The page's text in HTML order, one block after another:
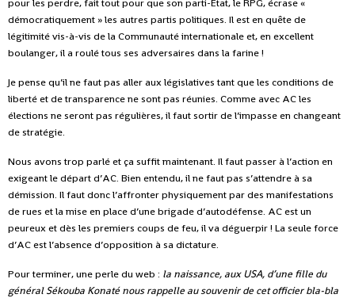
démocratiquement » les autres partis politiques. Il est en quête de
légitimité vis-à-vis de la Communauté internationale et, en excellent
boulanger, il a roulé tous ses adversaires dans la farine !
Je pense qu’il ne faut pas aller aux législatives tant que les conditions de
liberté et de transparence ne sont pas réunies. Comme avec AC les
élections ne seront pas régulières, il faut sortir de l’impasse en changeant
de stratégie.
Nous avons trop parlé et ça suffit maintenant. Il faut passer à l’action en
exigeant le départ d’AC. Bien entendu, il ne faut pas s’attendre à sa
démission. Il faut donc l’affronter physiquement par des manifestations
de rues et la mise en place d’une brigade d’autodéfense. AC est un
peureux et dès les premiers coups de feu, il va déguerpir ! La seule force
d’AC est l’absence d’opposition à sa dictature.
Pour terminer, une perle du web : la naissance, aux USA, d’une fille du
général Sékouba Konaté nous rappelle au souvenir de cet officier bla-bla